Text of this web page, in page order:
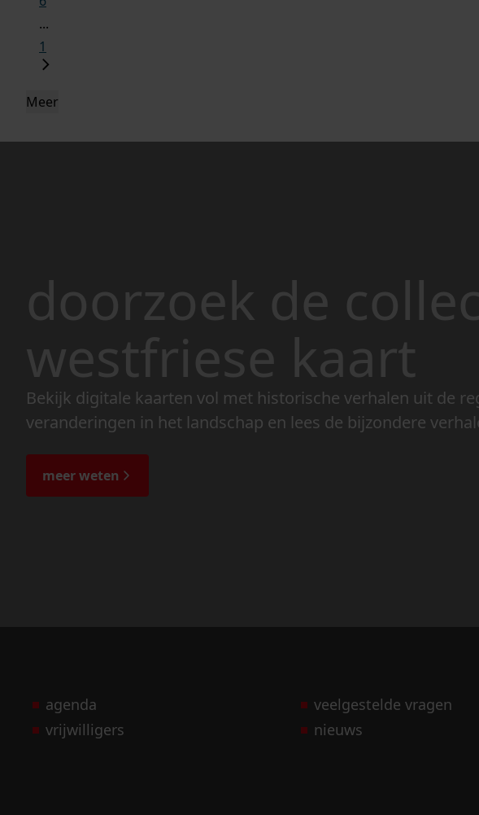
...
1
Meer
doorzoek de
westfriese kaart
Bekijk digitale kaarten vol met historische verhalen uit de
veranderingen in het landschap en lees de bijzondere
meer weten
agenda
vrijwilligers
veelgestelde vragen
nieuws